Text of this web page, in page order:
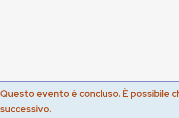
Questo evento è concluso. È possibile
successivo.